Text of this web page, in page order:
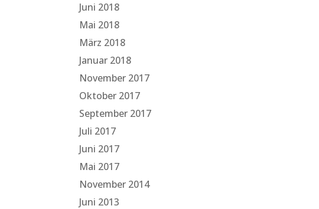
Juni 2018
Mai 2018
März 2018
Januar 2018
November 2017
Oktober 2017
September 2017
Juli 2017
Juni 2017
Mai 2017
November 2014
Juni 2013